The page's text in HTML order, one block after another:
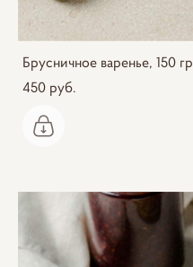
Брусничное варенье, 150 гр
450 pуб.